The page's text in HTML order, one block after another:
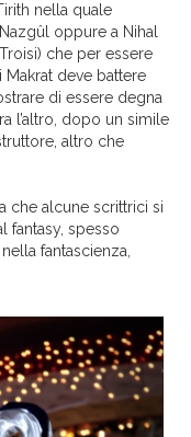
nella quale
oppure a Nihal
che per essere
Makrat deve battere
di essere degna
l’altro, dopo un simile
altro che
che alcune scrittrici si
fantasy, spesso
fantascienza,